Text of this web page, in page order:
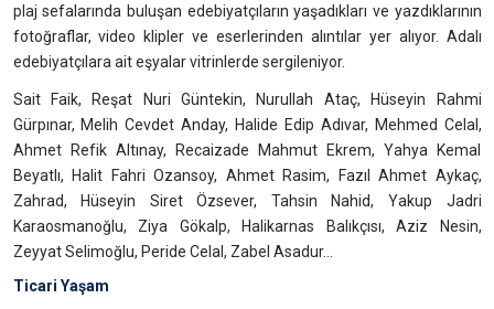
plaj sefalarında buluşan edebiyatçıların yaşadıkları ve yazdıklarının
fotoğraflar, video klipler ve eserlerinden alıntılar yer alıyor. Adalı
edebiyatçılara ait eşyalar vitrinlerde sergileniyor.
Sait Faik, Reşat Nuri Güntekin, Nurullah Ataç, Hüseyin Rahmi
Gürpınar, Melih Cevdet Anday, Halide Edip Adıvar, Mehmed Celal,
Ahmet Refik Altınay, Recaizade Mahmut Ekrem, Yahya Kemal
Beyatlı, Halit Fahri Ozansoy, Ahmet Rasim, Fazıl Ahmet Aykaç,
Zahrad, Hüseyin Siret Özsever, Tahsin Nahid, Yakup Jadri
Karaosmanoğlu, Ziya Gökalp, Halikarnas Balıkçısı, Aziz Nesin,
Zeyyat Selimoğlu, Peride Celal, Zabel Asadur…
Ticari Yaşam